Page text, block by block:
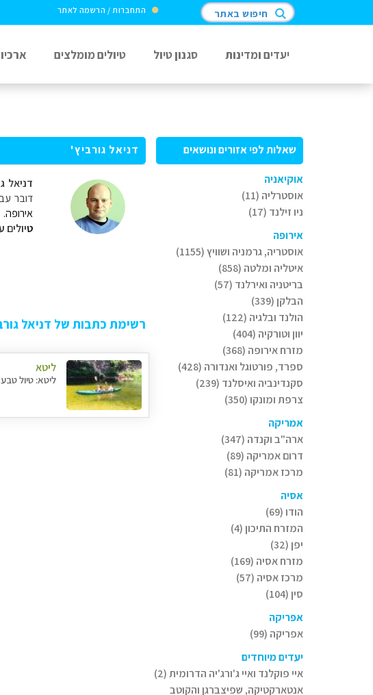
התחברות / הרשמה לאתר חיפוש באתר
יעדים ומדינות סגנון טיול טיולים מומלצים
שאלות לפי אזורים ונושאים
אוקיאניה
אוסטרליה (11)
ניו זילנד (17)
אירופה
אוסטריה, גרמניה ושוויץ (1155)
איטליה ומלטה (858)
בריטניה ואירלנד (57)
הבלקן (339)
הולנד ובלגיה (122)
יוון וטורקיה (404)
מזרח אירופה (368)
ספרד, פורטוגל ואנדורה (428)
סקנדינביה ואיסלנד (239)
צרפת ומונקו (350)
אמריקה
ארה"ב וקנדה (347)
דרום אמריקה (89)
מרכז אמריקה (81)
אסיה
הודו (69)
המזרח התיכון (4)
יפן (32)
מזרח אסיה (169)
מרכז אסיה (57)
סין (104)
אפריקה
אפריקה (99)
יעדים מיוחדים
איי פוקלנד ואיי ג'ורג'יה הדרומית (2)
אנטארקטיקה, שפיצברגן והקוטב
דניאל גורביץ'
דניאל
דובר
אירופה.
ט
רשימת כתבות של דניאל
ליטא
ליטא: טיול